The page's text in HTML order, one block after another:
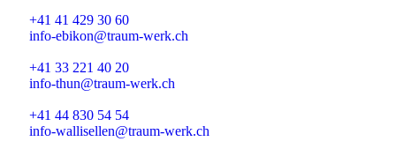
+41 41 429 30 60
info-ebikon@traum-werk.ch
+41 33 221 40 20
info-thun@traum-werk.ch
+41 44 830 54 54
info-wallisellen@traum-werk.ch